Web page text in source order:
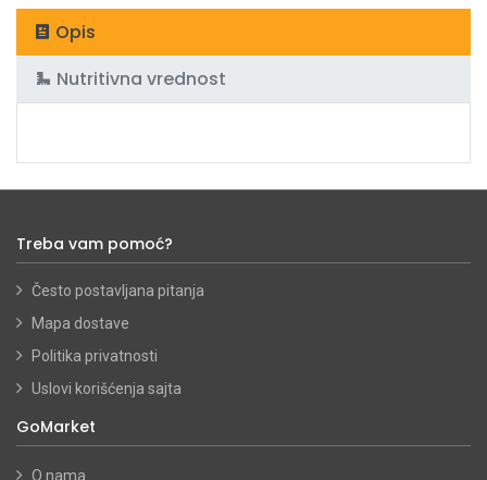
Opis
Nutritivna vrednost
Treba vam pomoć?
Često postavljana pitanja
Mapa dostave
Politika privatnosti
Uslovi korišćenja sajta
GoMarket
O nama